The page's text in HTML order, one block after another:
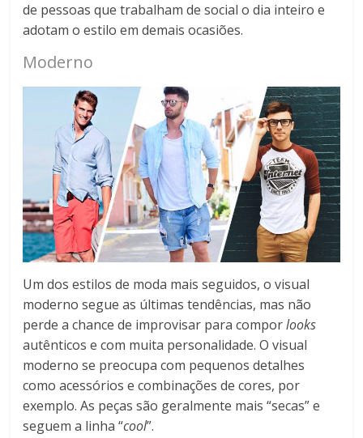
de pessoas que trabalham de social o dia inteiro e
adotam o estilo em demais ocasiões.
Moderno
Um dos estilos de moda mais seguidos, o visual
moderno segue as últimas tendências, mas não
perde a chance de improvisar para comporlooks
autênticos e com muita personalidade. O visual
moderno se preocupa com pequenos detalhes
como acessórios e combinações de cores, por
exemplo. As peças são geralmente mais “secas” e
seguem a linha “cool”.